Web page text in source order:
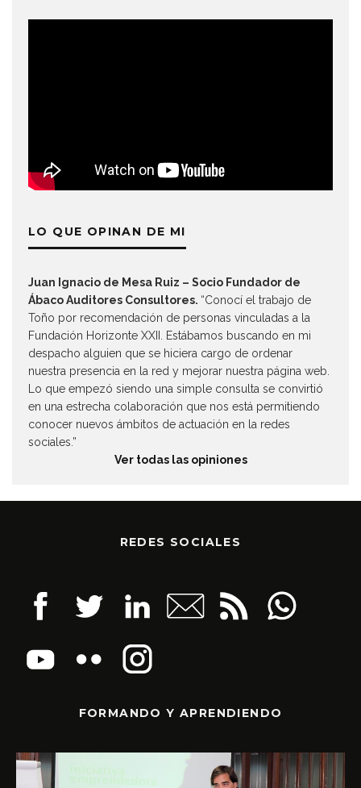
LO QUE OPINAN DE MI
Juan Ignacio de Mesa Ruiz – Socio Fundador de
Ábaco Auditores Consultores. “Conocí el trabajo de
Toño por recomendación de personas vinculadas a la
Fundación Horizonte XXII. Estábamos buscando en mi
despacho alguien que se hiciera cargo de ordenar
nuestra presencia en la red y mejorar nuestra página web.
Lo que empezó siendo una simple consulta se convirtió
en una estrecha colaboración que nos está permitiendo
conocer nuevos ámbitos de actuación en la redes
sociales.”
Ver todas las opiniones
REDES SOCIALES
FORMANDO Y APRENDIENDO